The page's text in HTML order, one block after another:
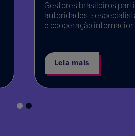
Gestores brasileiros
autoridades e
e cooperação
Leia mais